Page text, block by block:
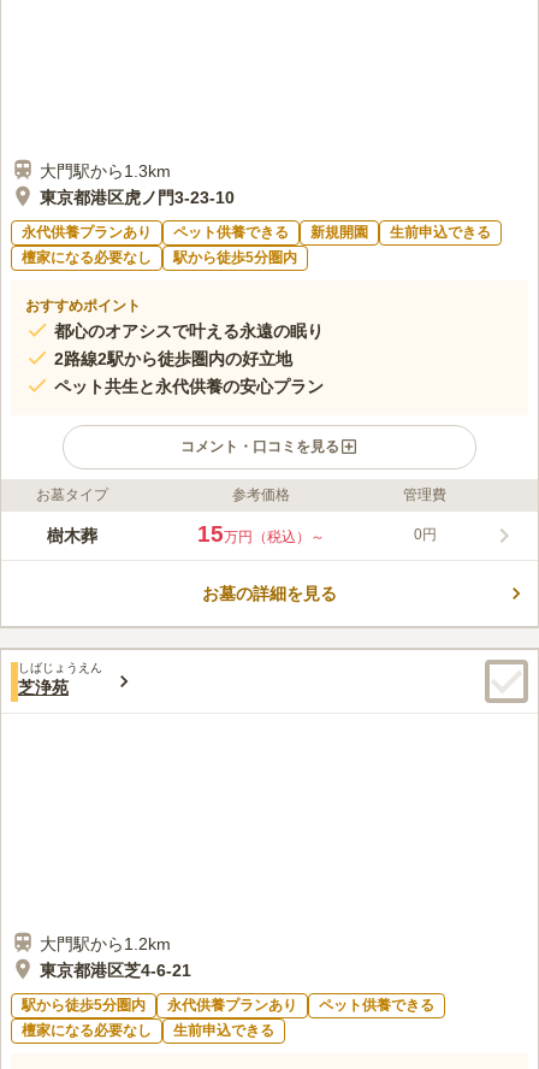
大門駅から1.3km
東京都港区虎ノ門3-23-10
永代供養プランあり ペット供養できる 新規開園
生前申込できる
檀家になる必要なし
駅から徒歩5分圏内
おすすめポイント
都心のオアシスで叶える永遠の眠り
2路線2駅から徒歩圏内の好立地
ペット共生と永代供養の安心プラン
コメント・口コミを見る
ライフドット編集部のコメント
約400年の歴史を持つ光円寺の境内にオープン予定の樹木葬墓地
かからず、家族に負担を残しません。合葬墓「紅葉の碑」、個別
たり供養されます。 現在、改修工事中のため、駐車場はご利用
いただけません。詳しくはお問い合わせください。
口コミ評価
みんなの評価
50代女性
東京タワーがお墓から見えるのが感動でした。 愛宕神社や東京
お墓タイプ 参考価格 管理費
樹木葬 15万円（税込）～ 0円
お墓の詳細を見る
しばじょうえん
芝浄苑
大門駅から1.2km
東京都港区芝4-6-21
駅から徒歩5分圏内 永代供養プランあり
ペット供養できる
檀家になる必要なし
生前申込できる